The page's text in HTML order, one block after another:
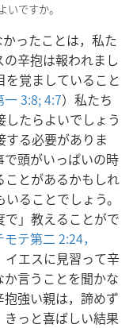
ですか。
ったことは，私た
辛抱は報われまし
覚ましていること
一 3:8; 4:7）私たち
たらよいでしょう
る必要がありま
頭がいっぱいの時
ことがあるかもしれ
ることでしょう。
」教えることがで
モテ第二 2:24，
イエスに見習って辛
言うことを聞かな
強い親は，諦めず
っと喜ばしい結果